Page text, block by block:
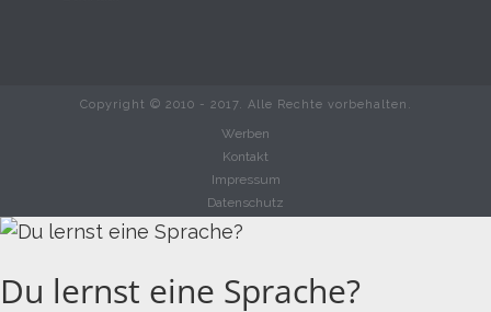
Copyright © 2010 - 2017. Alle Rechte vorbehalten.
Werben
Kontakt
Impressum
Datenschutz
Du lernst eine Sprache?